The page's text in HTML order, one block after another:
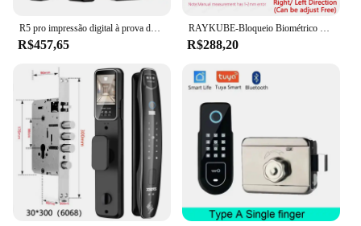
R5 pro impressão digital à prova dwaterproof água ttlock app saudita bloqueio de jardim ao ar livre código controle remoto keyless fechadura da porta inteligente fechadura de aro elétrico
R$457,65
RAYKUBE-Bloqueio Biométrico de Impressão Digital, K7 Pro + Bloqueio Inteligente, Desbloqueio Remoto, Bloqueio Eletrônico Keyless, Tuya App
R$288,20